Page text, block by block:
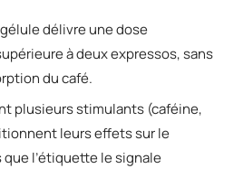
délivre une dose
à deux expressos, sans
du café.
plusieurs stimulants (caféine,
leurs effets sur le
l’étiquette le signale